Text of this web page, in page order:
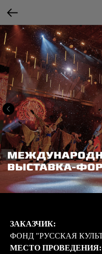
ЗАКАЗЧИК:
ФОНД "РУССКАЯ
МЕСТО ПРОВЕДЕНИЯ: